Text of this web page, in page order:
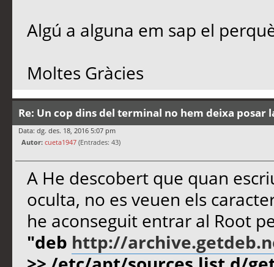
Algú a alguna em sap el
Moltes Gràcies
Re: Un cop dins del terminal no hem deixa posar
Data: dg. des. 18, 2016 5:07 pm
Autor: cueta1947 (Entrades: 43)
A He descobert que quan
oculta, no es veuen els
he aconseguit entrar al Root
"deb http://